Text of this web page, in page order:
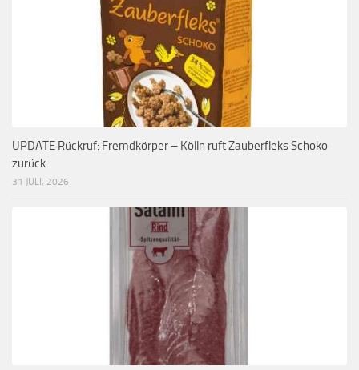
UPDATE Rückruf: Fremdkörper – Kölln ruft Zauberfleks Schoko
zurück
31 JULI, 2026